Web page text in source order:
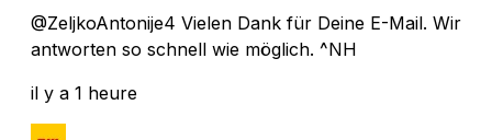
@ZeljkoAntonije4 Vielen Dank für Deine E-Mail. Wir
antworten so schnell wie möglich. ^NH
il y a 1 heure